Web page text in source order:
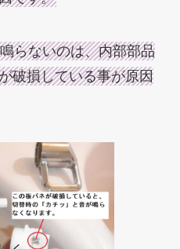
らないのは、内部部品
破損している事が原因